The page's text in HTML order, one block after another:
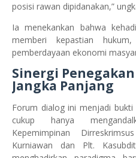
posisi rawan dipidanakan,”
Ia menekankan bahwa
memberi kepastian
pemberdayaan ekonomi
Sinergi
Jangka Panjang
Forum dialog ini menjadi
cukup hanya
Kepemimpinan
Kurniawan dan Plt.